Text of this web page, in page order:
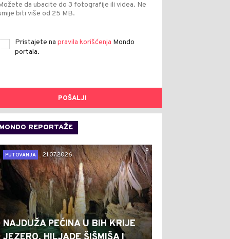
da ubacite do 3 fotografije ili videa. Ne
biti više od 25 MB.
Pristajete na pravila korišćenja Mondo
portala.
POŠALJI
MONDO REPORTAŽE
0
PUTOVANJA
21.07.2026.
NAJDUŽA PEĆINA U BIH KRIJE